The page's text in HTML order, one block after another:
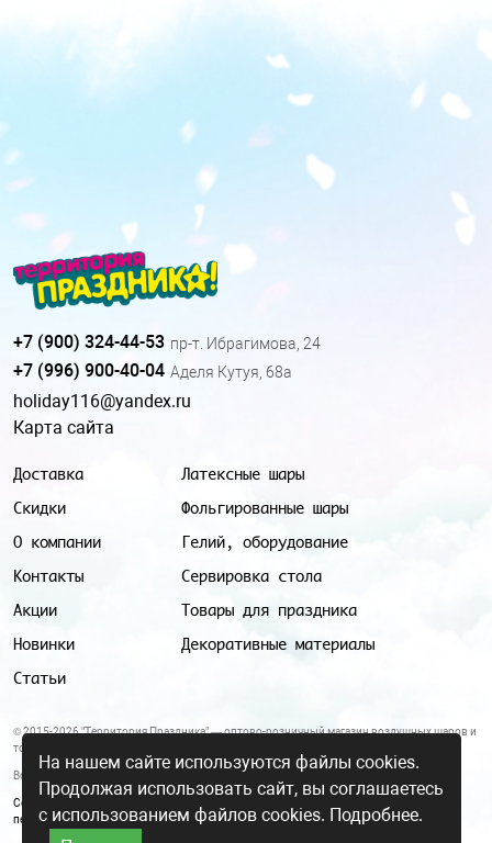
Доставка
Скидки
О компании
Контакты
Акции
Новинки
Статьи
Латексные шары
Фольгированные шары
Гелий, оборудование
Сервировка стола
Товары для праздника
Декоративные материалы
+7 (900) 324-44-53 пр-т. Ибрагимова, 24
+7 (996) 900-40-04 Аделя Кутуя, 68а
holiday116@yandex.ru
Карта сайта
© 2015-2026 "Территория Праздника" — оптово-розничный магазин воздушных шаров и
товаров для праздника.
Все цены и условия, указанные на данном сайте, не являются публичной офертой.
Согласие на обработку персональных данных
персональных данных
На нашем сайте используются файлы cookies.
Продолжая использовать сайт, вы соглашаетесь
с использованием файлов cookies. Подробнее.